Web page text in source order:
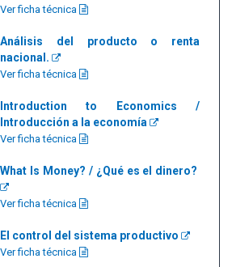
Ver ficha técnica
Análisis del producto o renta
nacional.
Ver ficha técnica
Introduction to Economics /
Introducción a la economía
Ver ficha técnica
What Is Money? / ¿Qué es el dinero?
Ver ficha técnica
El control del sistema productivo
Ver ficha técnica